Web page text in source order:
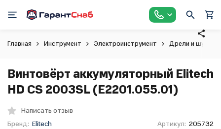
Главная Инструмент Электроинструмент Дрели и
Винтовёрт аккумуляторный Elitech
HD CS 2003SL (E2201.055.01)
Написать отзыв
Бренд: Elitech Артикул: 205732